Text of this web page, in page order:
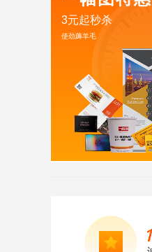
3元起秒杀
使劲薅羊毛